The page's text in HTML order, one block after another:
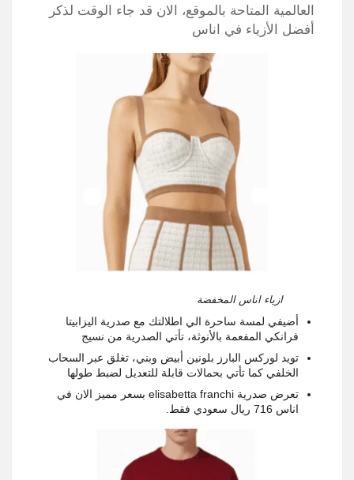
العالمية المتاحة بالموقع، الان قد جاء الوقت لذكر
أفضل الأزياء في اناس
ازياء اناس المخفضة
أضيفي لمسة ساحرة الي اطلالتك مع صدرية اليزابيتا
فرانكي المفعمة بالأنوثة، تأتي الصدرية من نسيج
تويد لوركس البارز بلونين أبيض وبني، تغلق عبر السحاب
الخلفي كما تأتي بحمالات قابلة للتعديل لضبط طولها
تعرض صدرية elisabetta franchi بسعر مميز الان في
اناس 716 ريال سعودي فقط.